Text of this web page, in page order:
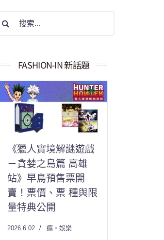
：
FASHION-IN 新話題
《獵人實境解謎遊戲
－貪婪之島篇 高雄
站》早鳥預售票開
賣！票價、票 種與限
量特典公開
2026.6.02 癮・娛樂